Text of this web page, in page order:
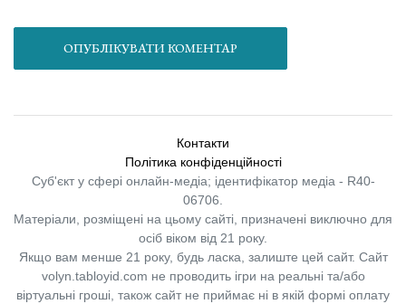
ОПУБЛІКУВАТИ КОМЕНТАР
Контакти
Політика конфіденційності
Суб'єкт у сфері онлайн-медіа; ідентифікатор медіа - R40-
06706.
Матеріали, розміщені на цьому сайті, призначені виключно для
осіб віком від 21 року.
Якщо вам менше 21 року, будь ласка, залиште цей сайт. Сайт
volyn.tabloyid.com не проводить ігри на реальні та/або
віртуальні гроші, також сайт не приймає ні в якій формі оплату